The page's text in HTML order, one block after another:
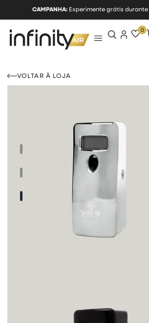
CAMPANHA: Experimente grátis
0
VOLTAR À LOJA